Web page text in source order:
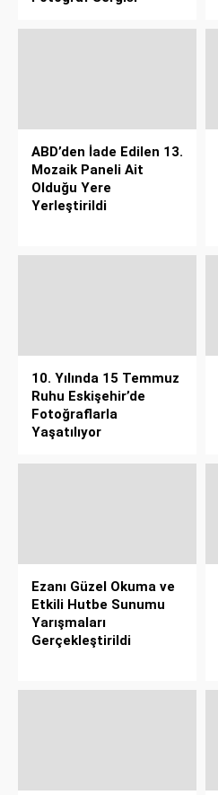
ABD’den İade Edilen 13.
Mozaik Paneli Ait
Olduğu Yere
Yerleştirildi
10. Yılında 15 Temmuz
Ruhu Eskişehir’de
Fotoğraflarla
Yaşatılıyor
Ezanı Güzel Okuma ve
Etkili Hutbe Sunumu
Yarışmaları
Gerçekleştirildi